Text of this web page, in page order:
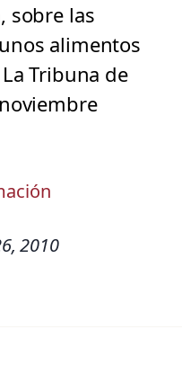
sobre las
alimentos
Tribuna de
2010